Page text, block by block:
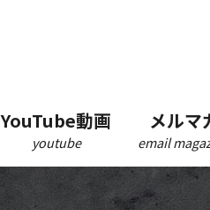
YouTube動画
youtube
メルマ
email